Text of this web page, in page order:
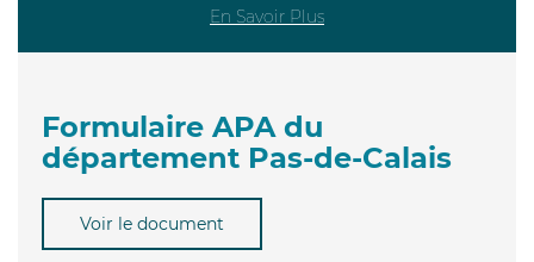
En Savoir Plus
Formulaire APA du
département Pas-de-Calais
Voir le document